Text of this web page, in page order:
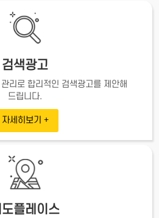
검색광고
리로 합리적인 검색광고를 제안해
드립니다.
자세히보기 +
플레이스